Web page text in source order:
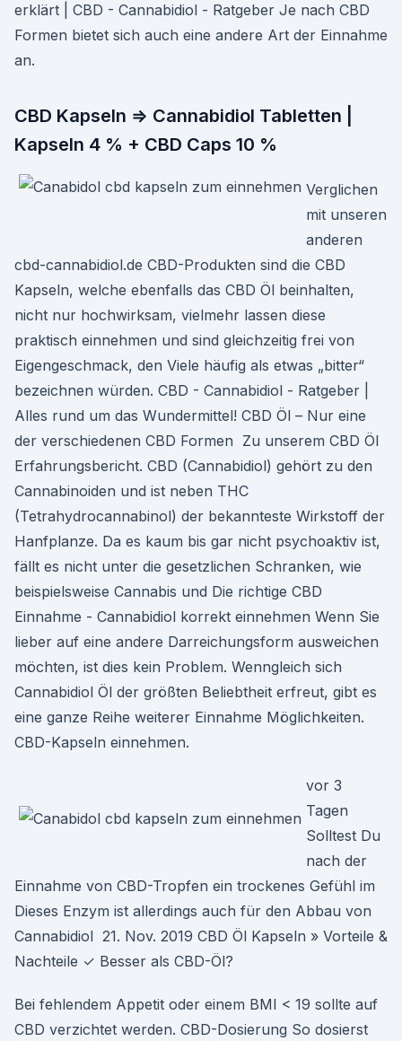
erklärt | CBD - Cannabidiol - Ratgeber Je nach CBD
Formen bietet sich auch eine andere Art der Einnahme
an.
CBD Kapseln ⇒ Cannabidiol Tabletten |
Kapseln 4 % + CBD Caps 10 %
Verglichen
mit unseren
anderen
cbd-cannabidiol.de CBD-Produkten sind die CBD
Kapseln, welche ebenfalls das CBD Öl beinhalten,
nicht nur hochwirksam, vielmehr lassen diese
praktisch einnehmen und sind gleichzeitig frei von
Eigengeschmack, den Viele häufig als etwas „bitter“
bezeichnen würden. CBD - Cannabidiol - Ratgeber |
Alles rund um das Wundermittel! CBD Öl – Nur eine
der verschiedenen CBD Formen ️ Zu unserem CBD Öl
Erfahrungsbericht. CBD (Cannabidiol) gehört zu den
Cannabinoiden und ist neben THC
(Tetrahydrocannabinol) der bekannteste Wirkstoff der
Hanfplanze. Da es kaum bis gar nicht psychoaktiv ist,
fällt es nicht unter die gesetzlichen Schranken, wie
beispielsweise Cannabis und Die richtige CBD
Einnahme - Cannabidiol korrekt einnehmen Wenn Sie
lieber auf eine andere Darreichungsform ausweichen
möchten, ist dies kein Problem. Wenngleich sich
Cannabidiol Öl der größten Beliebtheit erfreut, gibt es
eine ganze Reihe weiterer Einnahme Möglichkeiten.
CBD-Kapseln einnehmen.
vor 3
Tagen
Solltest Du
nach der
Einnahme von CBD-Tropfen ein trockenes Gefühl im
Dieses Enzym ist allerdings auch für den Abbau von
Cannabidiol 21. Nov. 2019 CBD Öl Kapseln » Vorteile &
Nachteile ✓ Besser als CBD-Öl?
Bei fehlendem Appetit oder einem BMI < 19 sollte auf
CBD verzichtet werden. CBD-Dosierung So dosierst